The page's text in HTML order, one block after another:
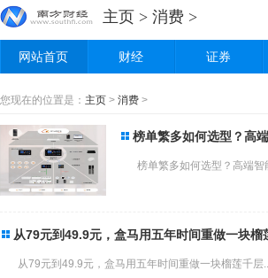
主页 > 消费 >
网站首页 财经 证券
您现在的位置是： 主页 > 消费 >
榜单繁多如何选型？高
榜单繁多如何选型？高端
从79元到49.9元，盒马用五年时间重做一块榴
从79元到49.9元，盒马用五年时间重做一块榴莲千层